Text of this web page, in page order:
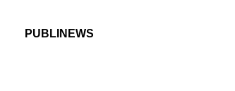
PUBLINEWS